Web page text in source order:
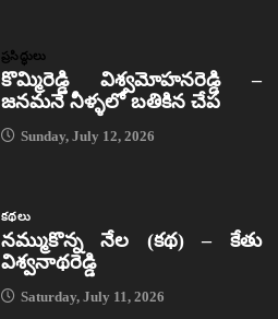
ప్రసిద్ధులు
కొమ్మిరెడ్డి విశ్వమోహనరెడ్డి –
జనమనే నీళ్ళలో బతికిన చేప
Sunday, July 12, 2026
కథలు
నమ్ముకొన్న నేల (కథ) – కేతు
విశ్వనాథరెడ్డి
Saturday, July 11, 2026